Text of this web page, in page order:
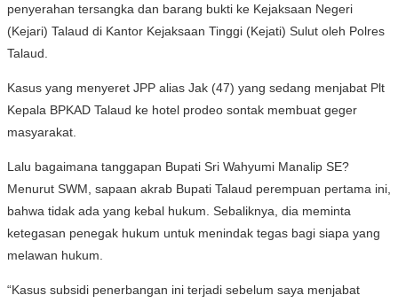
penyerahan tersangka dan barang bukti ke Kejaksaan Negeri
(Kejari) Talaud di Kantor Kejaksaan Tinggi (Kejati) Sulut oleh Polres
Talaud.
Kasus yang menyeret JPP alias Jak (47) yang sedang menjabat Plt
Kepala BPKAD Talaud ke hotel prodeo sontak membuat geger
masyarakat.
Lalu bagaimana tanggapan Bupati Sri Wahyumi Manalip SE?
Menurut SWM, sapaan akrab Bupati Talaud perempuan pertama ini,
bahwa tidak ada yang kebal hukum. Sebaliknya, dia meminta
ketegasan penegak hukum untuk menindak tegas bagi siapa yang
melawan hukum.
“Kasus subsidi penerbangan ini terjadi sebelum saya menjabat